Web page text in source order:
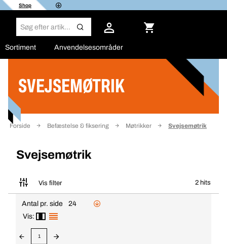
Shop
Sortiment Anvendelsesområder
SVEJSEMØTRIK
Forside Befæstelse & fiksering Møtrikker Svejsemøtrik
Svejsemøtrik
Vis filter 2 hits
Filter
Antal pr. side
24
Vis:
1